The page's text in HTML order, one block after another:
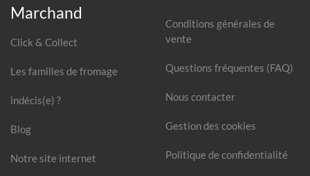
Marchand
Click & Collect
Les familles de fromage
indécis(e) ?
Blog
Notre site internet
Conditions générales de
vente
Questions fréquentes (FAQ)
Nous contacter
Gestion des cookies
Politique de confidentialité